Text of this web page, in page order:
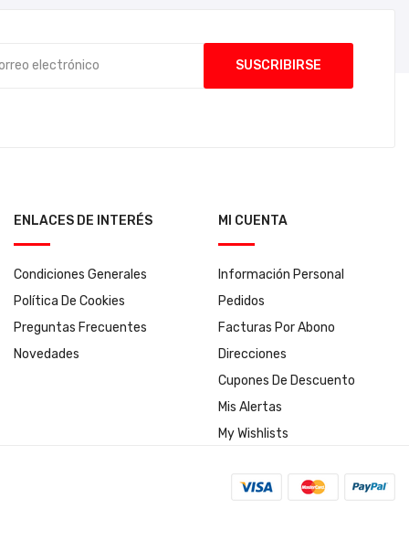
ENLACES DE INTERÉS
Condiciones Generales
Política De Cookies
Preguntas Frecuentes
Novedades
MI CUENTA
Información Personal
Pedidos
Facturas Por Abono
Direcciones
Cupones De Descuento
Mis Alertas
My Wishlists